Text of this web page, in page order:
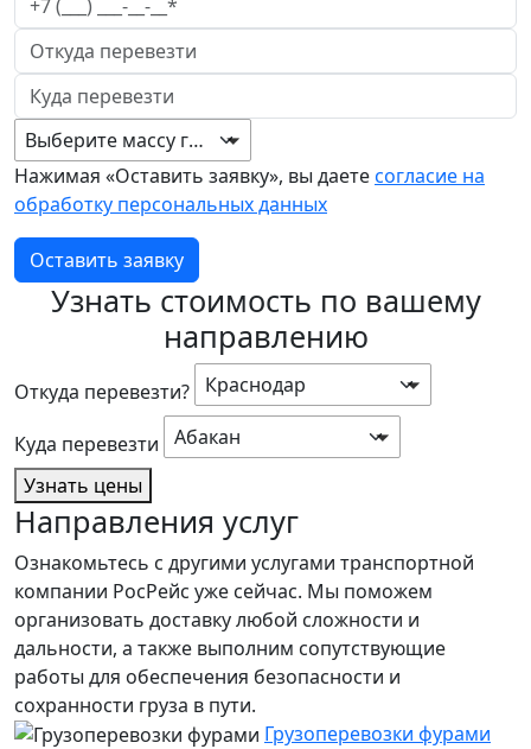
Выберите массу груза
Нажимая «Оставить заявку», вы даетесогласие на
обработку персональных данных
Оставить заявку
Узнать стоимость по вашему
направлению
Откуда перевезти? Краснодар
Куда перевезти
Абакан
Узнать цены
Направления услуг
Ознакомьтесь с другими услугами транспортной
компании РосРейс уже сейчас. Мы поможем
организовать доставку любой сложности и
дальности, а также выполним сопутствующие
работы для обеспечения безопасности и
сохранности груза в пути.
Грузоперевозки фурами